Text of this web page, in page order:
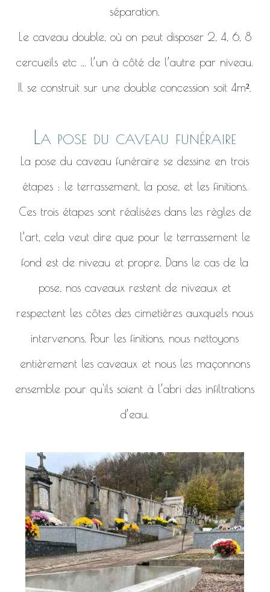
séparation.
Le caveau double, où on peut disposer 2, 4, 6, 8
cercueils etc ... l’un à côté de l’autre par niveau.
Il se construit sur une double concession soit 4m².
La pose du caveau funéraire
La pose du caveau funéraire se dessine en trois
étapes : le terrassement, la pose, et les finitions.
Ces trois étapes sont réalisées dans les règles de
l’art, cela veut dire que pour le terrassement le
fond est de niveau et propre. Dans le cas de la
pose, nos caveaux restent de niveaux et
respectent les côtes des cimetières auxquels nous
intervenons. Pour les finitions, nous nettoyons
entièrement les caveaux et nous les maçonnons
ensemble pour qu'ils soient à l’abri des infiltrations
d’eau.